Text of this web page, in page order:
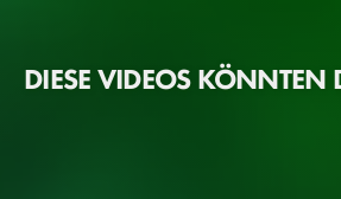
DIESE VIDEOS KÖNNTEN